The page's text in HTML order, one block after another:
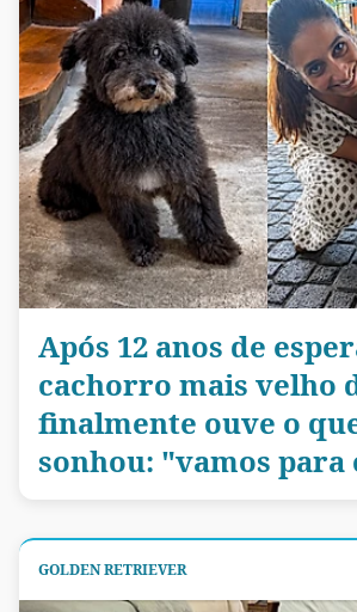
Após 12 anos de
cachorro mais velho
finalmente ouve o
sonhou: "vamos para
GOLDEN RETRIEVER